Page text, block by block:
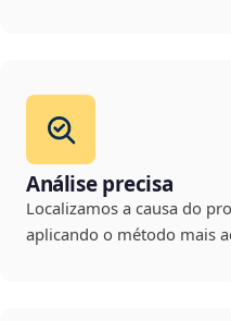
Análise precisa
Localizamos a causa do
aplicando o método mais